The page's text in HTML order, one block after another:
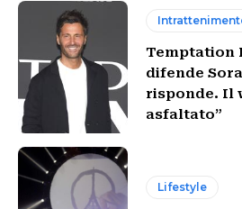
Temptation
difende
risponde. Il
asfaltato”
Lifestyle